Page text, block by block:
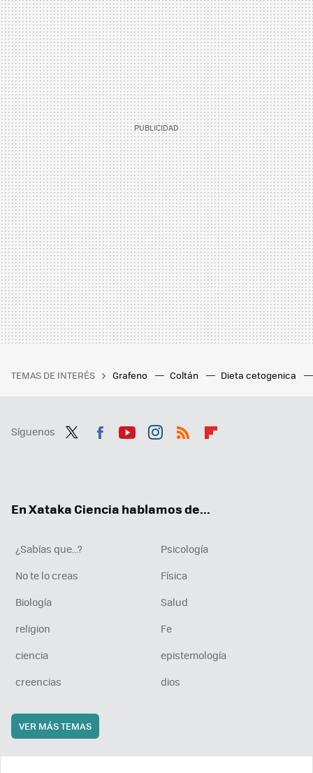
TEMAS DE INTERÉS Grafeno Coltán Dieta cetogenica
Síguenos
En Xataka Ciencia hablamos de...
¿Sabías que...?
Psicología
No te lo creas
Física
Biología
Salud
religion
Fe
ciencia
epistemología
creencias
dios
VER MÁS TEMAS